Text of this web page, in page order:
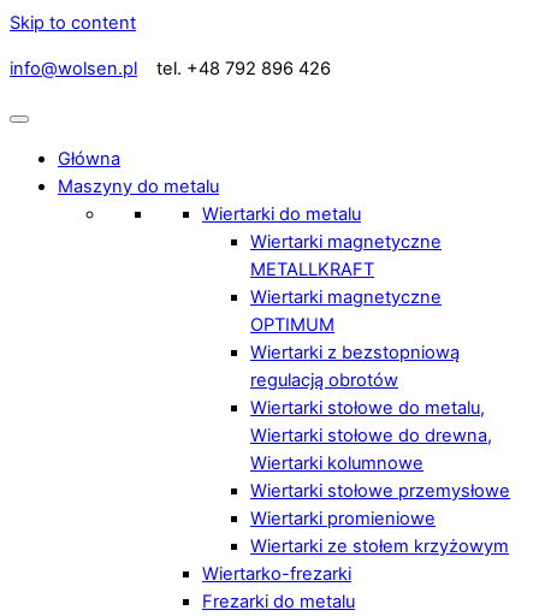
Skip to content
info@wolsen.pl tel. +48 792 896 426
Główna
Maszyny do metalu
Wiertarki do metalu
Wiertarki magnetyczne
METALLKRAFT
Wiertarki magnetyczne
OPTIMUM
Wiertarki z bezstopniową
regulacją obrotów
Wiertarki stołowe do metalu,
Wiertarki stołowe do drewna,
Wiertarki kolumnowe
Wiertarki stołowe przemysłowe
Wiertarki promieniowe
Wiertarki ze stołem krzyżowym
Wiertarko-frezarki
Frezarki do metalu